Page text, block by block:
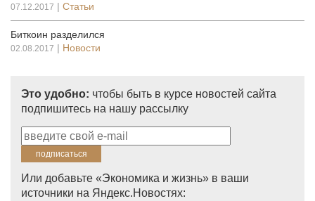
07.12.2017 | Статьи
Биткоин разделился
02.08.2017 | Новости
Это удобно: чтобы быть в курсе новостей сайта
подпишитесь на нашу рассылку
Или добавьте «Экономика и жизнь» в ваши
источники на Яндекс.Новостях: